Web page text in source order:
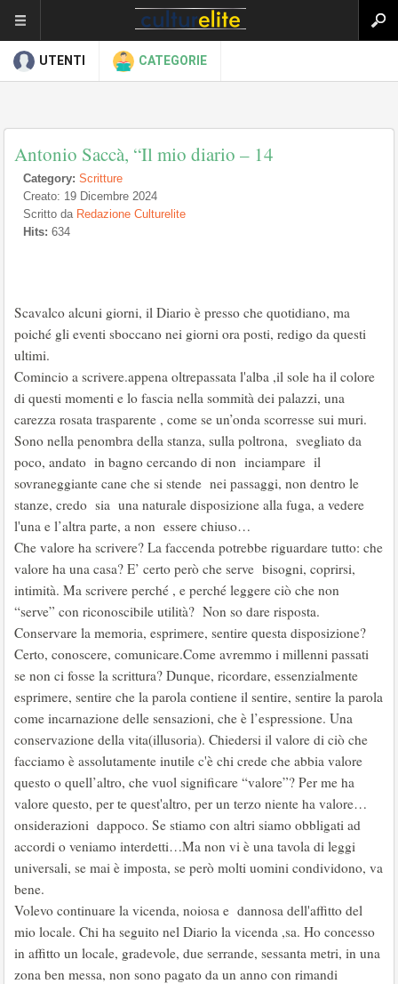
UTENTI CATEGORIE
Antonio Saccà, “Il mio diario – 14
Category: Scritture
Creato: 19 Dicembre 2024
Scritto da Redazione Culturelite
Hits: 634
Scavalco alcuni giorni, il Diario è presso che quotidiano, ma
poiché gli eventi sboccano nei giorni ora posti, redigo da questi
ultimi.
Comincio a scrivere.appena oltrepassata l'alba ,il sole ha il colore
di questi momenti e lo fascia nella sommità dei palazzi, una
carezza rosata trasparente , come se un’onda scorresse sui muri.
Sono nella penombra della stanza, sulla poltrona, svegliato da
poco, andato in bagno cercando di non inciampare il
sovraneggiante cane che si stende nei passaggi, non dentro le
stanze, credo sia una naturale disposizione alla fuga, a vedere
l'una e l’altra parte, a non essere chiuso…
Che valore ha scrivere? La faccenda potrebbe riguardare tutto: che
valore ha una casa? E’ certo però che serve bisogni, coprirsi,
intimità. Ma scrivere perché , e perché leggere ciò che non
“serve” con riconoscibile utilità? Non so dare risposta.
Conservare la memoria, esprimere, sentire questa disposizione?
Certo, conoscere, comunicare.Come avremmo i millenni passati
se non ci fosse la scrittura? Dunque, ricordare, essenzialmente
esprimere, sentire che la parola contiene il sentire, sentire la parola
come incarnazione delle sensazioni, che è l’espressione. Una
conservazione della vita(illusoria). Chiedersi il valore di ciò che
facciamo è assolutamente inutile c'è chi crede che abbia valore
questo o quell’altro, che vuol significare “valore”? Per me ha
valore questo, per te quest'altro, per un terzo niente ha valore…
onsiderazioni dappoco. Se stiamo con altri siamo obbligati ad
accordi o veniamo interdetti…Ma non vi è una tavola di leggi
universali, se mai è imposta, se però molti uomini condividono, va
bene.
Volevo continuare la vicenda, noiosa e dannosa dell'affitto del
mio locale. Chi ha seguito nel Diario la vicenda ,sa. Ho concesso
in affitto un locale, gradevole, due serrande, sessanta metri, in una
zona ben messa, non sono pagato da un anno con rimandi